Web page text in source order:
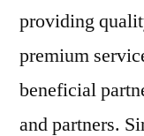
providing
premium
beneficial
and partners.